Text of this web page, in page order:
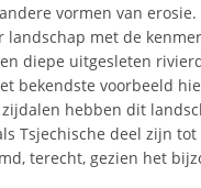
vormen van
landschap met de
diepe uitgesleten
bekendste voorbeeld
hebben dit
Tsjechische deel zijn tot
terecht, gezien het